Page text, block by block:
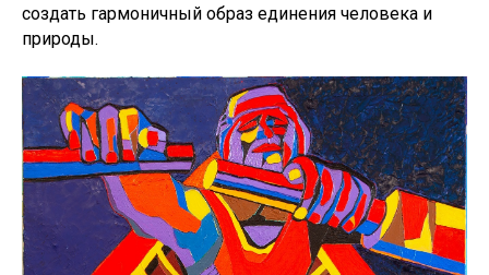
создать гармоничный образ единения человека и
природы.